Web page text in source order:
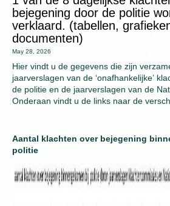
bejegening door de politie
verklaard. (tabellen,
documenten)
May 28, 2026
Hier vindt u de gegevens die zijn
jaarverslagen van de ‘onafhankelijke’
de politie en de jaarverslagen van de
Onderaan vindt u de links naar de
Aantal klachten over bejegening
politie